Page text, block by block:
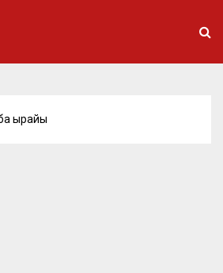
ырайы